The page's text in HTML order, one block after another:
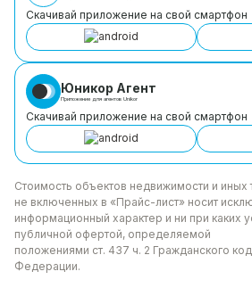
Скачивай приложение на свой смартфон
Юникор Агент
Приложение для агентов Unikor
Скачивай приложение на свой смартфон
Стоимость объектов недвижимости и иных
не включенных в «Прайс-лист» носит
информационный характер и ни при каких
публичной офертой, определяемой
положениями ст. 437 ч. 2 Гражданского
Федерации.